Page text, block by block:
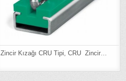
Zincir Kızağı CRU Tipi, CRU Zincir…